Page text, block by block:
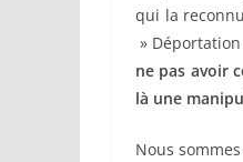
qui la
» Déportation
ne pas avoir
là une
Nous